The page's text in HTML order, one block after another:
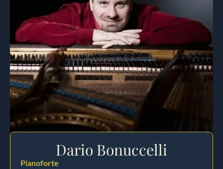
Dario Bonuccelli
Pianoforte